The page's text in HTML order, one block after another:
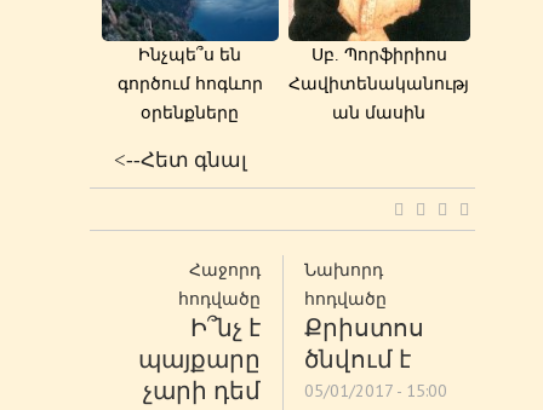
Ինչպե՞ս են
գործում հոգևոր
օրենքները
Սբ. Պորֆիրիոս
Հավիտենականությ
ան մասին
<--Հետ գնալ
Հաջորդ
հոդվածը
Ի՞նչ է
պայքարը
չարի դեմ
Նախորդ
հոդվածը
Քրիստոս
ծնվում է
05/01/2017 - 15:00